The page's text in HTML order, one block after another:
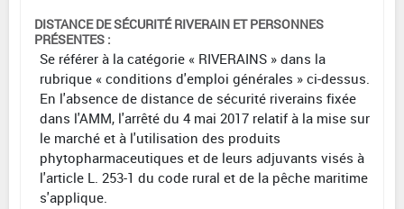
DISTANCE DE SÉCURITÉ RIVERAIN ET PERSONNES
PRÉSENTES :
Se référer à la catégorie « RIVERAINS » dans la
rubrique « conditions d'emploi générales » ci-dessus.
En l'absence de distance de sécurité riverains fixée
dans l'AMM, l'arrêté du 4 mai 2017 relatif à la mise sur
le marché et à l'utilisation des produits
phytopharmaceutiques et de leurs adjuvants visés à
l'article L. 253-1 du code rural et de la pêche maritime
s'applique.